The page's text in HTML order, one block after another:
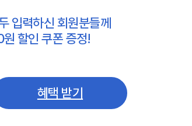
입력하신 회원분들께
할인 쿠폰 증정!
혜택 받기